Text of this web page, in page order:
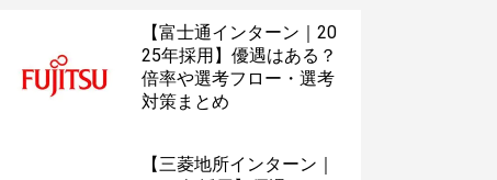
【富士通インターン｜20
25年採用】優遇はある？
倍率や選考フロー・選考
対策まとめ
【三菱地所インターン｜